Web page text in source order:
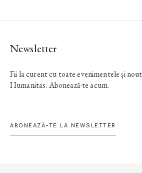
Newsletter
Fii la curent cu toate evenimentele și
Humanitas. Abonează-te acum.
ABONEAZĂ-TE LA NEWSLETTER